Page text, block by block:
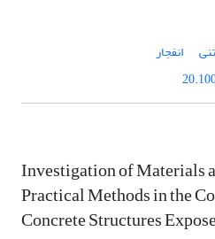
انفجار
Investigation of Materials
Practical Methods in the
Concrete Structures